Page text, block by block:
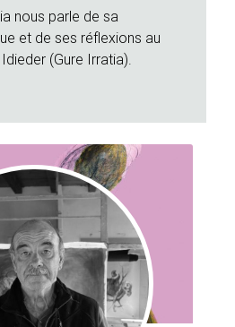
nous parle de sa
et de ses réflexions au
(Gure Irratia).